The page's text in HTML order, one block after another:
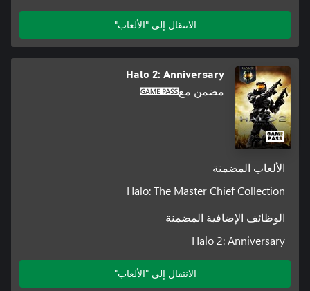
الانتقال إلى "الألعاب"
Halo 2: Anniversary
مضمن مع
الألعاب المضمنة
Halo: The Master Chief Collection
الوظائف الإضافية المضمنة
Halo 2: Anniversary
الانتقال إلى "الألعاب"